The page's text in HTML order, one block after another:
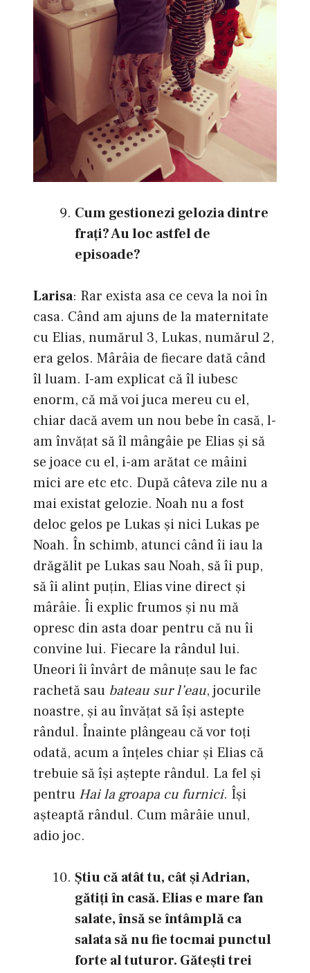
Cum gestionezi gelozia dintre
fraţi? Au loc astfel de
episoade?
Larisa: Rar exista asa ce ceva la noi în
casa. Când am ajuns de la maternitate
cu Elias, numărul 3, Lukas, numărul 2,
era gelos. Mârâia de fiecare dată când
îl luam. I-am explicat că îl iubesc
enorm, că mă voi juca mereu cu el,
chiar dacă avem un nou bebe în casă, l-
am învățat să îl mângâie pe Elias și să
se joace cu el, i-am arătat ce mâini
mici are etc etc. După câteva zile nu a
mai existat gelozie. Noah nu a fost
deloc gelos pe Lukas și nici Lukas pe
Noah. În schimb, atunci când îi iau la
drăgălit pe Lukas sau Noah, să îi pup,
să îi alint puțin, Elias vine direct și
mârâie. Îi explic frumos și nu mă
opresc din asta doar pentru că nu îi
convine lui. Fiecare la rândul lui.
Uneori îi învârt de mânuțe sau le fac
rachetă sau bateau sur l’eau, jocurile
noastre, și au învățat să își astepte
rândul. Înainte plângeau că vor toți
odată, acum a înțeles chiar și Elias că
trebuie să își aștepte rândul. La fel și
pentru Hai la groapa cu furnici. Își
așteaptă rândul. Cum mârâie unul,
adio joc.
Ştiu că atât tu, cât şi Adrian,
gătiţi în casă. Elias e mare fan
salate, însă se întâmplă ca
salata să nu fie tocmai punctul
forte al tuturor. Găteşti trei